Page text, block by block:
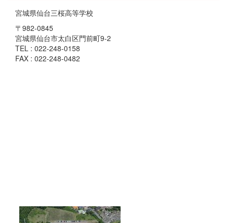
宮城県仙台三桜高等学校
〒982-0845
宮城県仙台市太白区門前町9-2
TEL : 022-248-0158
FAX : 022-248-0482